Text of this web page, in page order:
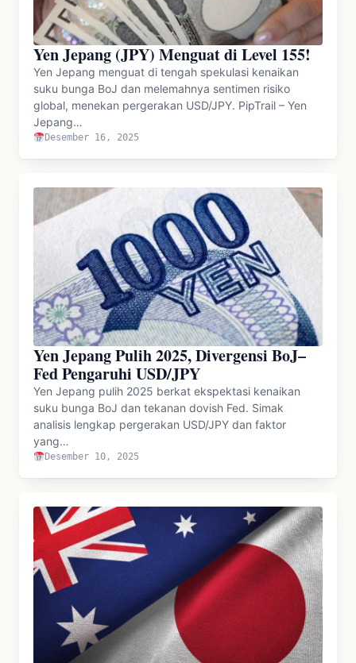
Yen Jepang (JPY) Menguat di Level 155!
Yen Jepang menguat di tengah spekulasi kenaikan
suku bunga BoJ dan melemahnya sentimen risiko
global, menekan pergerakan USD/JPY. PipTrail – Yen
Jepang…
Desember 16, 2025
Yen Jepang Pulih 2025, Divergensi BoJ–
Fed Pengaruhi USD/JPY
Yen Jepang pulih 2025 berkat ekspektasi kenaikan
suku bunga BoJ dan tekanan dovish Fed. Simak
analisis lengkap pergerakan USD/JPY dan faktor
yang…
Desember 10, 2025